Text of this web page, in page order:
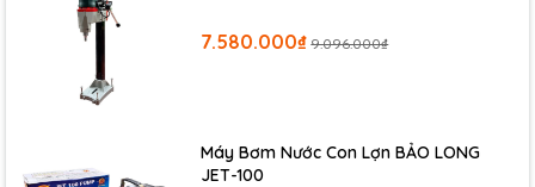
Máy Bắn Cos Laser 12 Tia Xanh KENPRO
phụ kiện như chân xoay 360 độ có núm điều chỉnh,giá treo
tường hít nam châm,bàn nâng cao độ,chân tripod...giúp bạn
tùy biến sử dụng trong nhiều điều kiện thi công khác nhau.
7.580.000₫ 9.096.000₫
Máy Bơm Nước Con Lợn BẢO LONG
JET-100